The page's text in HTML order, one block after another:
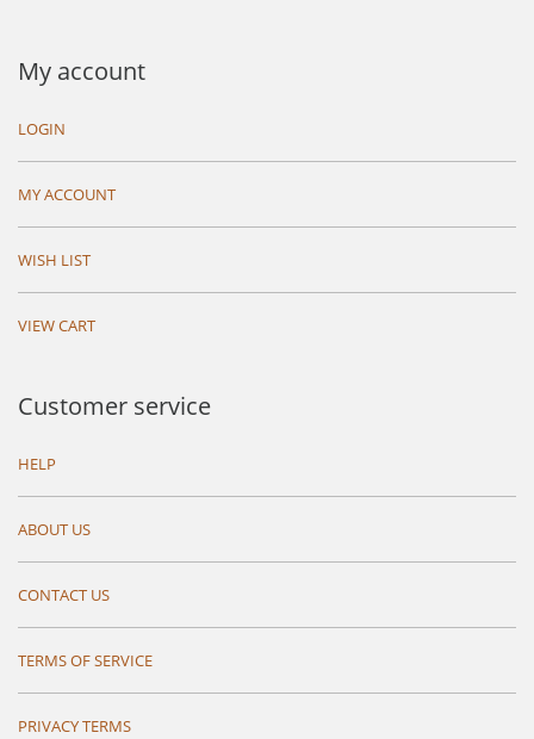
My account
LOGIN
MY ACCOUNT
WISH LIST
VIEW CART
Customer service
HELP
ABOUT US
CONTACT US
TERMS OF SERVICE
PRIVACY TERMS